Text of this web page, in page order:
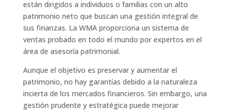
están dirigidos a individuos o familias con un alto
patrimonio neto que buscan una gestión integral de
sus finanzas. La WMA proporciona un sistema de
ventas probado en todo el mundo por expertos en el
área de asesoría patrimonial.
Aunque el objetivo es preservar y aumentar el
patrimonio, no hay garantías debido a la naturaleza
incierta de los mercados financieros. Sin embargo, una
gestión prudente y estratégica puede mejorar